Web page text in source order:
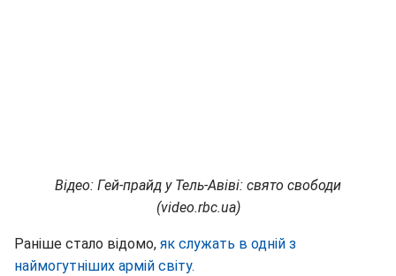
Відео: Гей-прайд у Тель-Авіві: свято свободи
(video.rbc.ua)
Раніше стало відомо, як служать в одній з
наймогутніших армій світу.